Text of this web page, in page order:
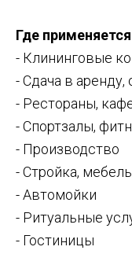
Где
- Клининговые
- Сдача в аренду,
- Рестораны,
- Спортзалы,
- Производство
- Стройка, мебель
- Автомойки
- Ритуальные
- Гостиницы